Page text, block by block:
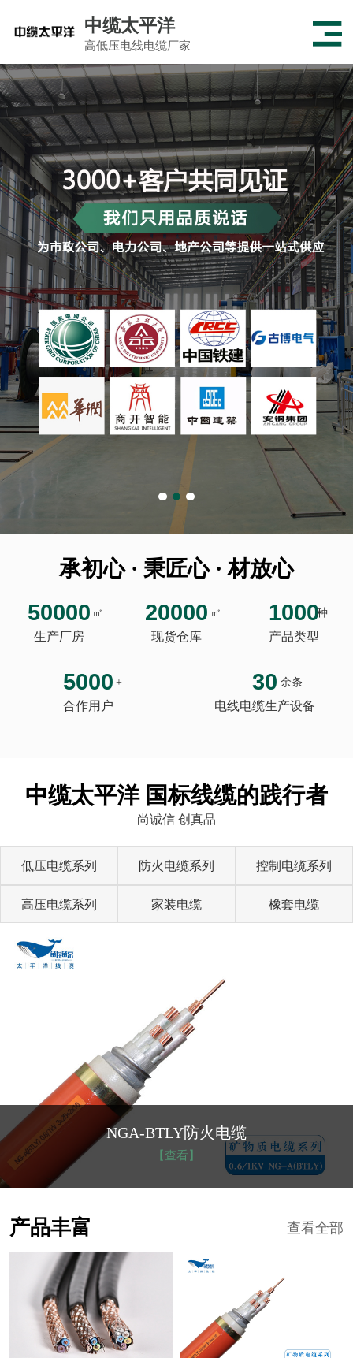
中缆太平洋
高低压电线电缆厂家
承初心 · 秉匠心 · 材放心
50000 ㎡
生产厂房
20000 ㎡
现货仓库
1000种
产品类型
5000 +
合作用户
30 余条
电线电缆生产设备
中缆太平洋 国标线缆的践行者
尚诚信 创真品
低压电缆系列 防火电缆系列 控制电缆系列
高压电缆系列 家装电缆 橡套电缆
NGA-BTLY防火电缆
【查看】
查看全部
产品丰富